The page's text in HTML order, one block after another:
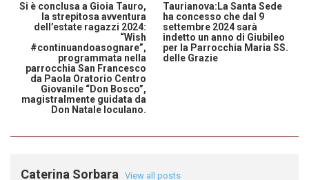
Si è conclusa a Gioia Tauro,
la strepitosa avventura
dell’estate ragazzi 2024:
“Wish
#continuandoasognare”,
programmata nella
parrocchia San Francesco
da Paola Oratorio Centro
Giovanile “Don Bosco”,
magistralmente guidata da
Don Natale Ioculano.
Taurianova:La Santa Sede
ha concesso che dal 9
settembre 2024 sarà
indetto un anno di Giubileo
per la Parrocchia Maria SS.
delle Grazie
Caterina Sorbara View all posts